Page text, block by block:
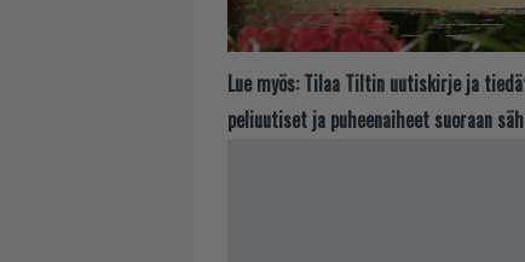
Lue myös: Tilaa Tiltin uutiskirje ja
peliuutiset ja puheenaiheet suoraan